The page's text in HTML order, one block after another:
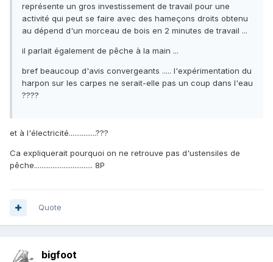
représente un gros investissement de travail pour une
activité qui peut se faire avec des hameçons droits obtenu
au dépend d'un morceau de bois en 2 minutes de travail ...
il parlait également de pêche à la main ...
bref beaucoup d'avis convergeants ..... l'expérimentation du
harpon sur les carpes ne serait-elle pas un coup dans l'eau
????
et à l'électricité...............???
Ca expliquerait pourquoi on ne retrouve pas d'ustensiles de
pêche................................ 8P
Quote
bigfoot